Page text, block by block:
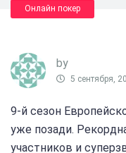
Онлайн покер
by
5 сентября,
9-й сезон
уже позади.
участников и